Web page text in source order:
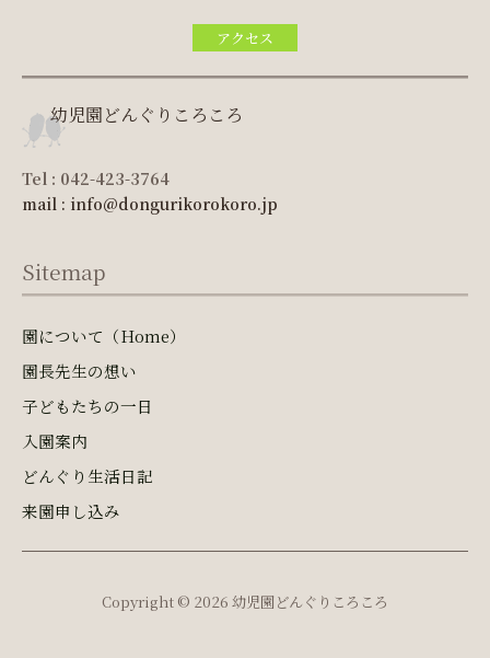
アクセス
幼児園どんぐりころころ
Tel : 042-423-3764
mail : info@dongurikorokoro.jp
Sitemap
園について（Home）
園長先生の想い
子どもたちの一日
入園案内
どんぐり生活日記
来園申し込み
Copyright © 2026 幼児園どんぐりころころ